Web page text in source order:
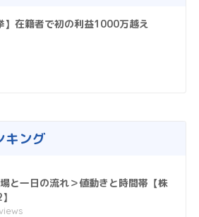
】在籍者で初の利益1000万越え
キング
と一日の流れ＞値動きと時間帯【株